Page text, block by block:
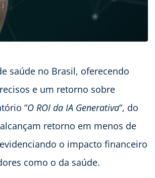
saúde no Brasil, oferecendo
e um retorno sobre
“O ROI da IA Generativa“, do
retorno em menos de
o impacto financeiro
como o da saúde.